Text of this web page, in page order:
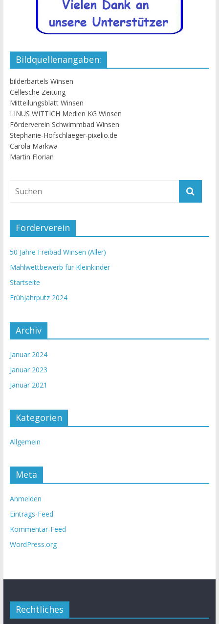
Bildquellenangaben:
bilderbartels Winsen
Cellesche Zeitung
Mitteilungsblatt Winsen
LINUS WITTICH Medien KG Winsen
Förderverein Schwimmbad Winsen
Stephanie-Hofschlaeger-pixelio.de
Carola Markwa
Martin Florian
Förderverein
50 Jahre Freibad Winsen (Aller)
Mahlwettbewerb für Kleinkinder
Startseite
Frühjahrputz 2024
Archiv
Januar 2024
Januar 2023
Januar 2021
Kategorien
Allgemein
Meta
Anmelden
Eintrags-Feed
Kommentar-Feed
WordPress.org
Rechtliches